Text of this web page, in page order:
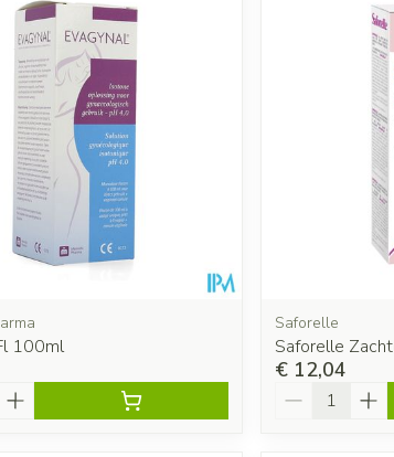
100ml
Saforelle
Saforelle
€ 12,04
Aantal